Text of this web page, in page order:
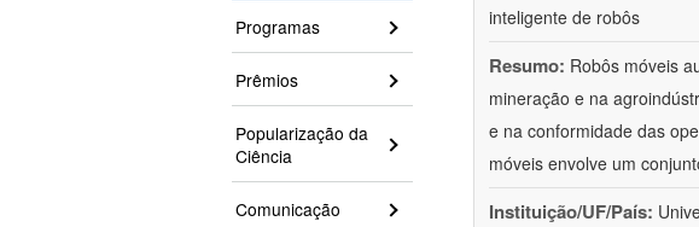
Programas
Prêmios
Popularização da
Ciência
Comunicação
inteligente de robôs
Resumo: Robôs móveis
mineração e na
e na conformidade das
móveis envolve um
Instituição/UF/País: